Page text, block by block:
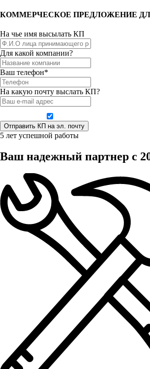
КОММЕРЧЕСКОЕ ПРЕДЛОЖЕНИЕ
На чье имя высылать КП
Для какой компании?
Ваш телефон*
На какую почту выслать КП?
5 лет успешной работы
Ваш надежный партнер с